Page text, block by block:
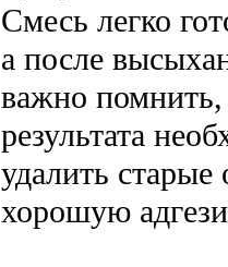
Смесь легко
а после
важно
результата
удалить
хорошую